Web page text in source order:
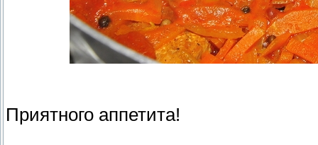
Приятного аппетита!